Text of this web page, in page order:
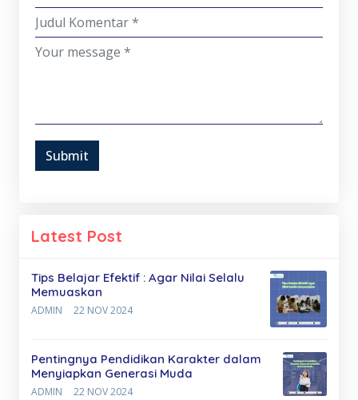
Submit
Latest Post
Tips Belajar Efektif : Agar Nilai Selalu
Memuaskan
ADMIN 22 NOV 2024
Pentingnya Pendidikan Karakter dalam
Menyiapkan Generasi Muda
ADMIN 22 NOV 2024